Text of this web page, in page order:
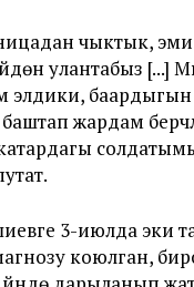
чыктык,
улантабыз [...]
элдики, баардыгын
баштап жардам
3-июлда эки
коюлган,